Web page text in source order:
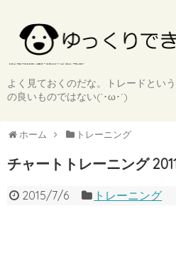
よく見ておくのだな。トレードとい
の良いものではない(`･ω･´)
ホーム トレーニング
チャートトレーニング
2015/7/6 トレーニング